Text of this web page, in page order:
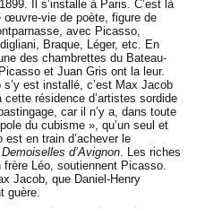
Il s’installe à Paris. C’est là
œuvre-vie de poète, figure de
avec Picasso,
Braque, Léger, etc. En
des chambrettes du Bateau-
et Juan Gris ont la leur.
est installé, c’est Max Jacob
résidence d’artistes sordide
car il n’y a, dans toute
du cubisme », qu’un seul et
est en train d’achever le
d’Avignon. Les riches
Léo, soutiennent Picasso.
Jacob, que Daniel-Henry
guère.